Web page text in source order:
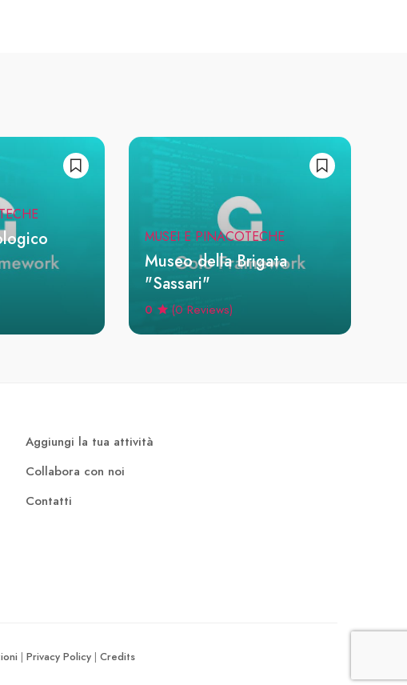
MUSEI E PINACOTECHE
Museo della Brigata
"Sassari"
0 (0 Reviews)
Aggiungi la tua attività
Collabora con noi
Contatti
Privacy Policy Credits